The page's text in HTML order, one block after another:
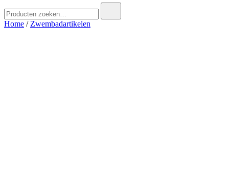
naar:
Home / Zwembadartikelen